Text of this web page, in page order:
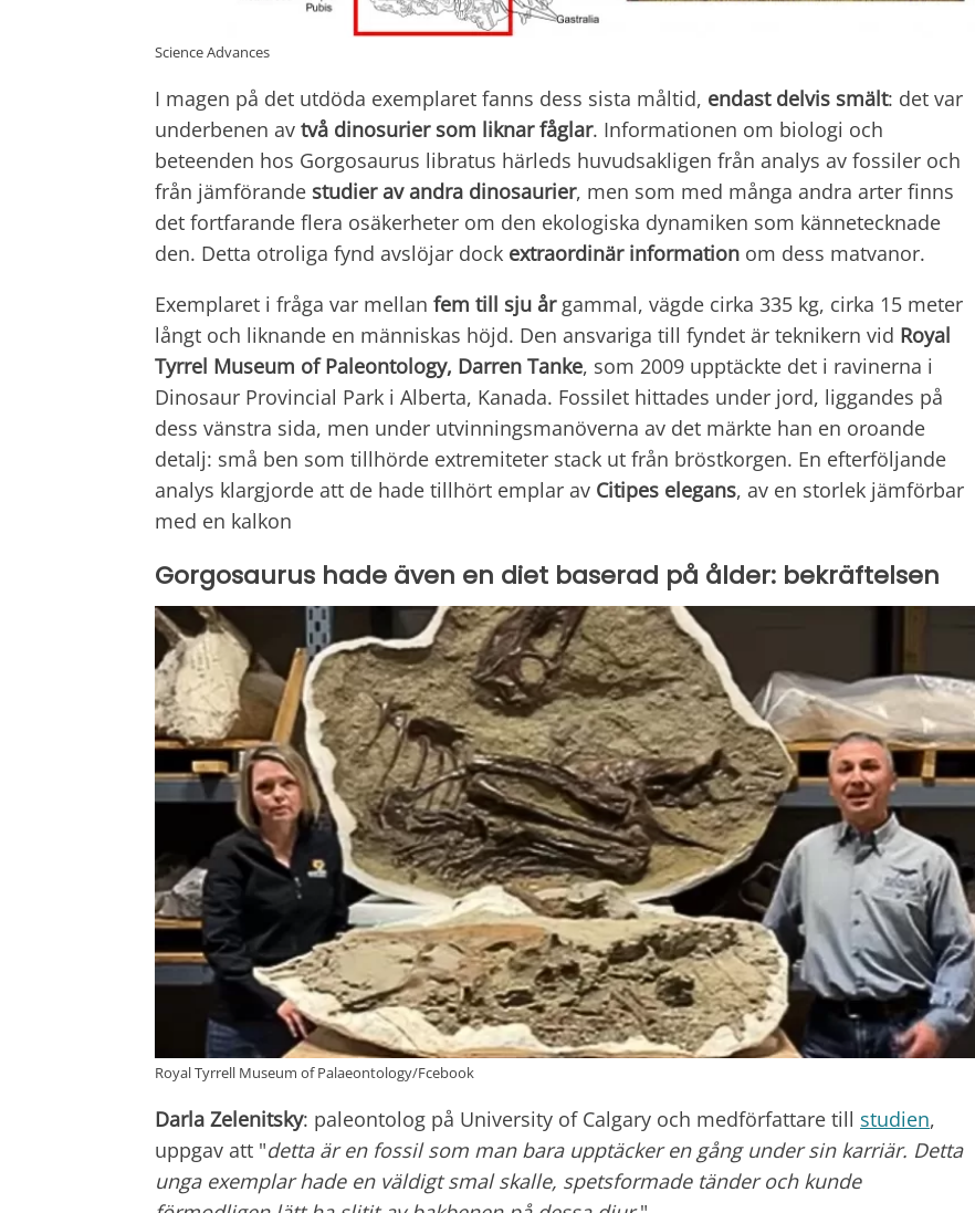
Science Advances
I magen på det utdöda exemplaret fanns dess sista måltid, endast delvis smält: det var
underbenen av två dinosurier som liknar fåglar. Informationen om biologi och
beteenden hos Gorgosaurus libratus härleds huvudsakligen från analys av fossiler och
från jämförande studier av andra dinosaurier, men som med många andra arter finns
det fortfarande flera osäkerheter om den ekologiska dynamiken som kännetecknade
den. Detta otroliga fynd avslöjar dock extraordinär information om dess matvanor.
Exemplaret i fråga var mellan fem till sju år gammal, vägde cirka 335 kg, cirka 15 meter
långt och liknande en människas höjd. Den ansvariga till fyndet är teknikern vid Royal
Tyrrel Museum of Paleontology, Darren Tanke, som 2009 upptäckte det i ravinerna i
Dinosaur Provincial Park i Alberta, Kanada. Fossilet hittades under jord, liggandes på
dess vänstra sida, men under utvinningsmanöverna av det märkte han en oroande
detalj: små ben som tillhörde extremiteter stack ut från bröstkorgen. En efterföljande
analys klargjorde att de hade tillhört emplar av Citipes elegans, av en storlek jämförbar
med en kalkon
Gorgosaurus hade även en diet baserad på ålder: bekräftelsen
Royal Tyrrell Museum of Palaeontology/Fcebook
Darla Zelenitsky: paleontolog på University of Calgary och medförfattare till studien,
uppgav att "detta är en fossil som man bara upptäcker en gång under sin karriär. Detta
unga exemplar hade en väldigt smal skalle, spetsformade tänder och kunde